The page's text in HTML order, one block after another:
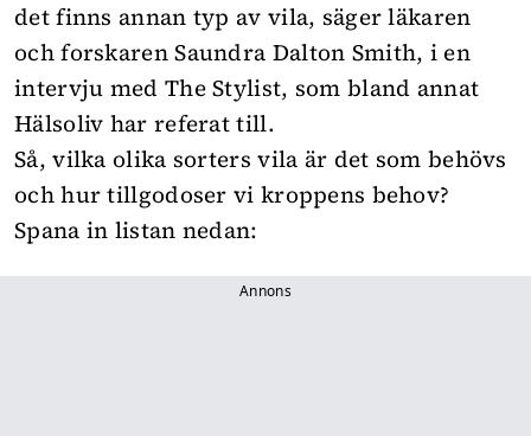
det finns annan typ av vila, säger läkaren
och forskaren Saundra Dalton Smith, i en
intervju med The Stylist, som bland annat
Hälsoliv har referat till.
Så, vilka olika sorters vila är det som behövs
och hur tillgodoser vi kroppens behov?
Spana in listan nedan:
Annons